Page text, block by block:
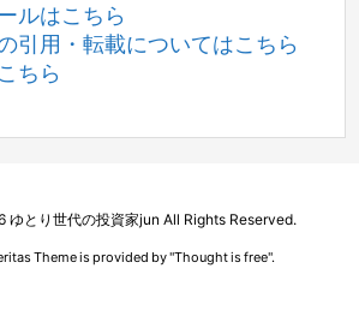
ルはこちら
引用・転載についてはこちら
ちら
ゆとり世代の投資家jun All Rights Reserved.
Theme is provided by "Thought is free".